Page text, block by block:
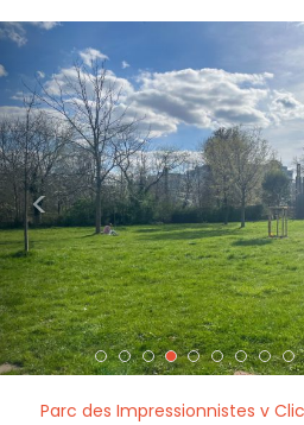
<
Parc des Impressionnistes v